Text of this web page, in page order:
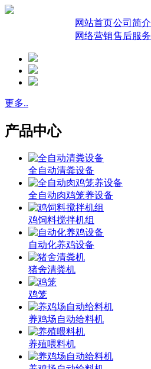
网站首页公司简介
网络营销售后服务
更多..
产品中心
全自动清粪设备
全自动肉鸡笼养设备
鸡饲料搅拌机组
自动化养鸡设备
猪舍清粪机
鸡笼
养鸡场自动给料机
养殖喂料机